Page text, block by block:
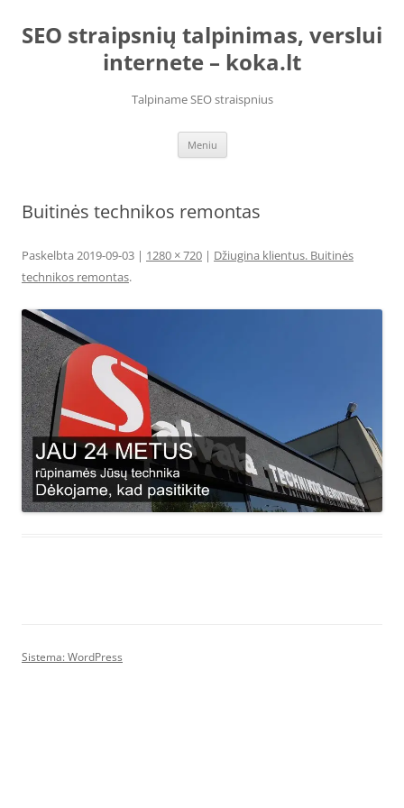
turinio
SEO straipsnių talpinimas, verslui
internete – koka.lt
Talpiname SEO straispnius
Meniu
Buitinės technikos remontas
Paskelbta 2019-09-03 | 1280 × 720 | Džiugina klientus. Buitinės
technikos remontas.
Sistema: WordPress